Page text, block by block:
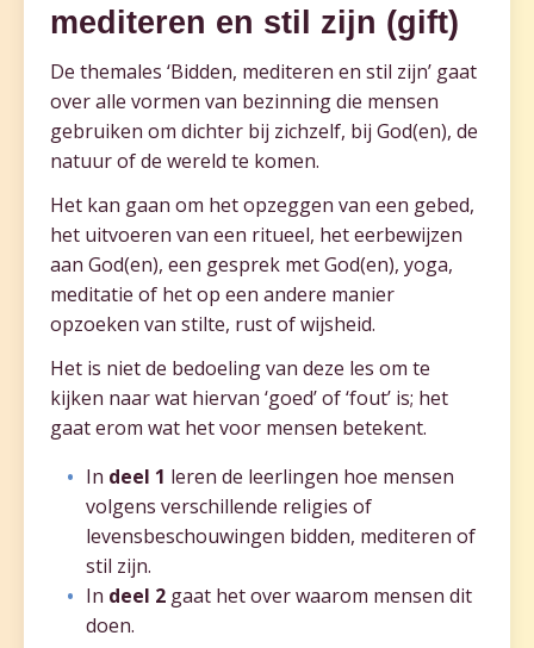
mediteren en stil zijn (gift)
De themales ‘Bidden, mediteren en stil zijn’ gaat
over alle vormen van bezinning die mensen
gebruiken om dichter bij zichzelf, bij God(en), de
natuur of de wereld te komen.
Het kan gaan om het opzeggen van een gebed,
het uitvoeren van een ritueel, het eerbewijzen
aan God(en), een gesprek met God(en), yoga,
meditatie of het op een andere manier
opzoeken van stilte, rust of wijsheid.
Het is niet de bedoeling van deze les om te
kijken naar wat hiervan ‘goed’ of ‘fout’ is; het
gaat erom wat het voor mensen betekent.
In deel 1 leren de leerlingen hoe mensen
volgens verschillende religies of
levensbeschouwingen bidden, mediteren of
stil zijn.
In deel 2 gaat het over waarom mensen dit
doen.